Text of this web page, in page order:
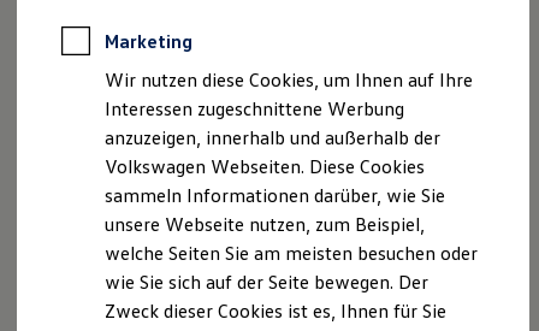
Notdienst und Pannenhilfe
Software, Konnektivität & Apps
California App
VW Connect für Ihren ID. Buzz
VW Connect für Ihren Transporter/Caravelle
VW Connect für Ihren Amarok
VW Connect für andere Modelle
Connect Pro
Fleet Interface Data
Multistop Pathfinder
Übersicht Software Updates
Digitales Bordbuch
Fahrerassistenz- und Sicherheitssysteme
Amtsgericht Kiel, HRB 62 NM
USt-ID: DE 811285696
Versicherungsvertreter (produktakzessorisch) mit
Erlaubnisbefreiung nach §34d Absatz 3 GewO, erteilt
durch die Industrie- und Handelskammer zu Kiel,
Bergstraße 2, 24103 Kiel.
Registrierungsnummer: D-QROV-QYJ27-75
Registerdaten:DEutscher Industrie- und
Marketing
Wir nutzen diese Cookies, um Ihnen auf Ihre
Interessen zugeschnittene Werbung
anzuzeigen, innerhalb und außerhalb der
Volkswagen Webseiten. Diese Cookies
sammeln Informationen darüber, wie Sie
unsere Webseite nutzen, zum Beispiel,
welche Seiten Sie am meisten besuchen oder
wie Sie sich auf der Seite bewegen. Der
Zweck dieser Cookies ist es, Ihnen für Sie